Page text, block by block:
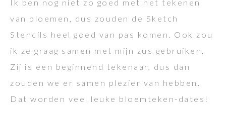
Ik ben nog niet zo goed met het tekenen
van bloemen, dus zouden de Sketch
Stencils heel goed van pas komen. Ook zou
ik ze graag samen met mijn zus gebruiken.
Zij is een beginnend tekenaar, dus dan
zouden we er samen plezier van hebben.
Dat worden veel leuke bloemteken-dates!